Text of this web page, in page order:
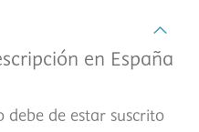
en España
debe de estar suscrito